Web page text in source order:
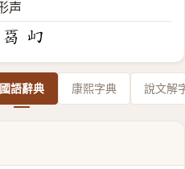
声
國語辭典 康熙字典 說文解